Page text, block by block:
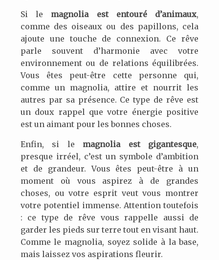
Si le magnolia est entouré d’animaux,
comme des oiseaux ou des papillons, cela
ajoute une touche de connexion. Ce rêve
parle souvent d’harmonie avec votre
environnement ou de relations équilibrées.
Vous êtes peut-être cette personne qui,
comme un magnolia, attire et nourrit les
autres par sa présence. Ce type de rêve est
un doux rappel que votre énergie positive
est un aimant pour les bonnes choses.
Enfin, si le magnolia est gigantesque,
presque irréel, c’est un symbole d’ambition
et de grandeur. Vous êtes peut-être à un
moment où vous aspirez à de grandes
choses, ou votre esprit veut vous montrer
votre potentiel immense. Attention toutefois
: ce type de rêve vous rappelle aussi de
garder les pieds sur terre tout en visant haut.
Comme le magnolia, soyez solide à la base,
mais laissez vos aspirations fleurir.